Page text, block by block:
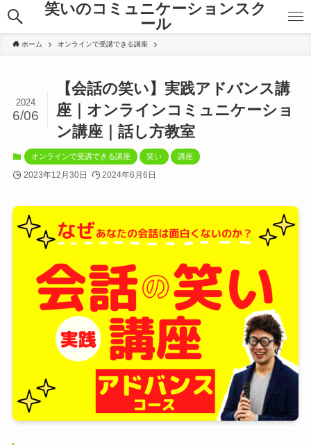
笑いのコミュニケーションスク
ール
ホーム オンラインで受講できる講座
【会話の笑い】実践アドバンス講
座｜オンラインコミュニケーショ
ン講座｜話し方教室
2024
6/06
オンラインで受講できる講座 笑い 講座
2023年12月30日 2024年6月6日